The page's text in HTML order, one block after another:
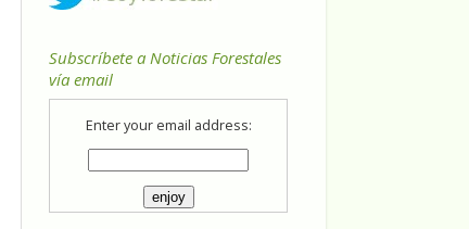
Subscríbete a Noticias Forestales
vía email
Enter your email address: